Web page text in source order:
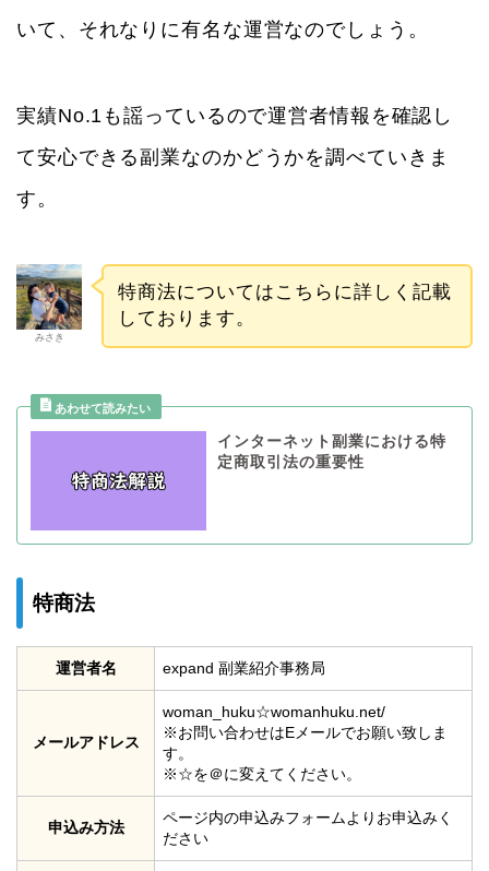
いて、それなりに有名な運営なのでしょう。
実績No.1も謡っているので運営者情報を確認し
て安心できる副業なのかどうかを調べていきま
す。
みさき
特商法についてはこちらに詳しく記載
しております。
インターネット副業における特
定商取引法の重要性
特商法
運営者名 expand 副業紹介事務局
メールアドレス
woman_huku☆womanhuku.net/
※お問い合わせはEメールでお願い致しま
す。
※☆を＠に変えてください。
申込み方法
ページ内の申込みフォームよりお申込みく
ださい